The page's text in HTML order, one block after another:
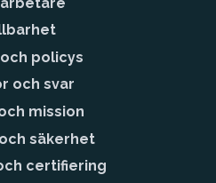
policys
och svar
mission
säkerhet
certifiering